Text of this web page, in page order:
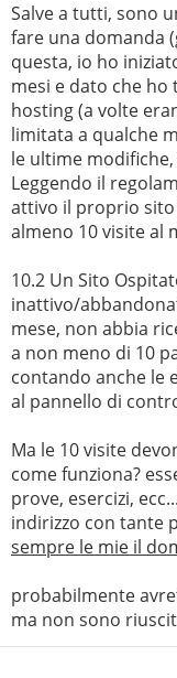
Salve a tutti, sono
fare una domanda
questa, io ho
mesi e dato che
hosting (a volte
limitata a qualche
le ultime
Leggendo il
attivo il proprio
almeno 10 visite al
10.2 Un Sito
inattivo/
mese, non abbia
a non meno di 10
contando anche le
al pannello di
Ma le 10 visite
come funziona?
prove, esercizi,
indirizzo con tante
sempre le mie il
probabilmente
ma non sono